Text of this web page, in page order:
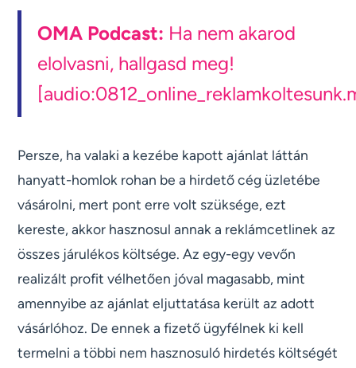
OMA Podcast: Ha nem akarod
elolvasni, hallgasd meg!
Persze, ha valaki a kezébe kapott ajánlat láttán
hanyatt-homlok rohan be a hirdető cég üzletébe
vásárolni, mert pont erre volt szüksége, ezt
kereste, akkor hasznosul annak a reklámcetlinek az
összes járulékos költsége. Az egy-egy vevőn
realizált profit vélhetően jóval magasabb, mint
amennyibe az ajánlat eljuttatása került az adott
vásárlóhoz. De ennek a fizető ügyfélnek ki kell
termelni a többi nem hasznosuló hirdetés költségét